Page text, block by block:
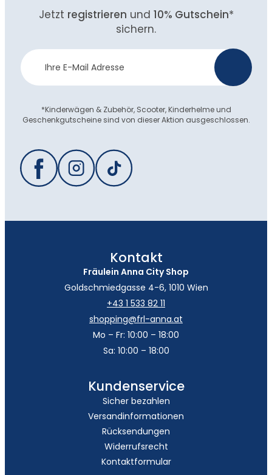
Jetzt registrieren und 10% Gutschein*
sichern.
Newsletter
Anmeldung
*Kinderwägen & Zubehör, Scooter, Kinderhelme und
Geschenkgutscheine sind von dieser Aktion ausgeschlossen.
Kontakt
Fräulein Anna City Shop
Goldschmiedgasse 4-6, 1010 Wien
+43 1 533 82 11
shopping@frl-anna.at
Mo – Fr: 10:00 – 18:00
Sa: 10:00 – 18:00
Kundenservice
Sicher bezahlen
Versandinformationen
Rücksendungen
Widerrufsrecht
Kontaktformular